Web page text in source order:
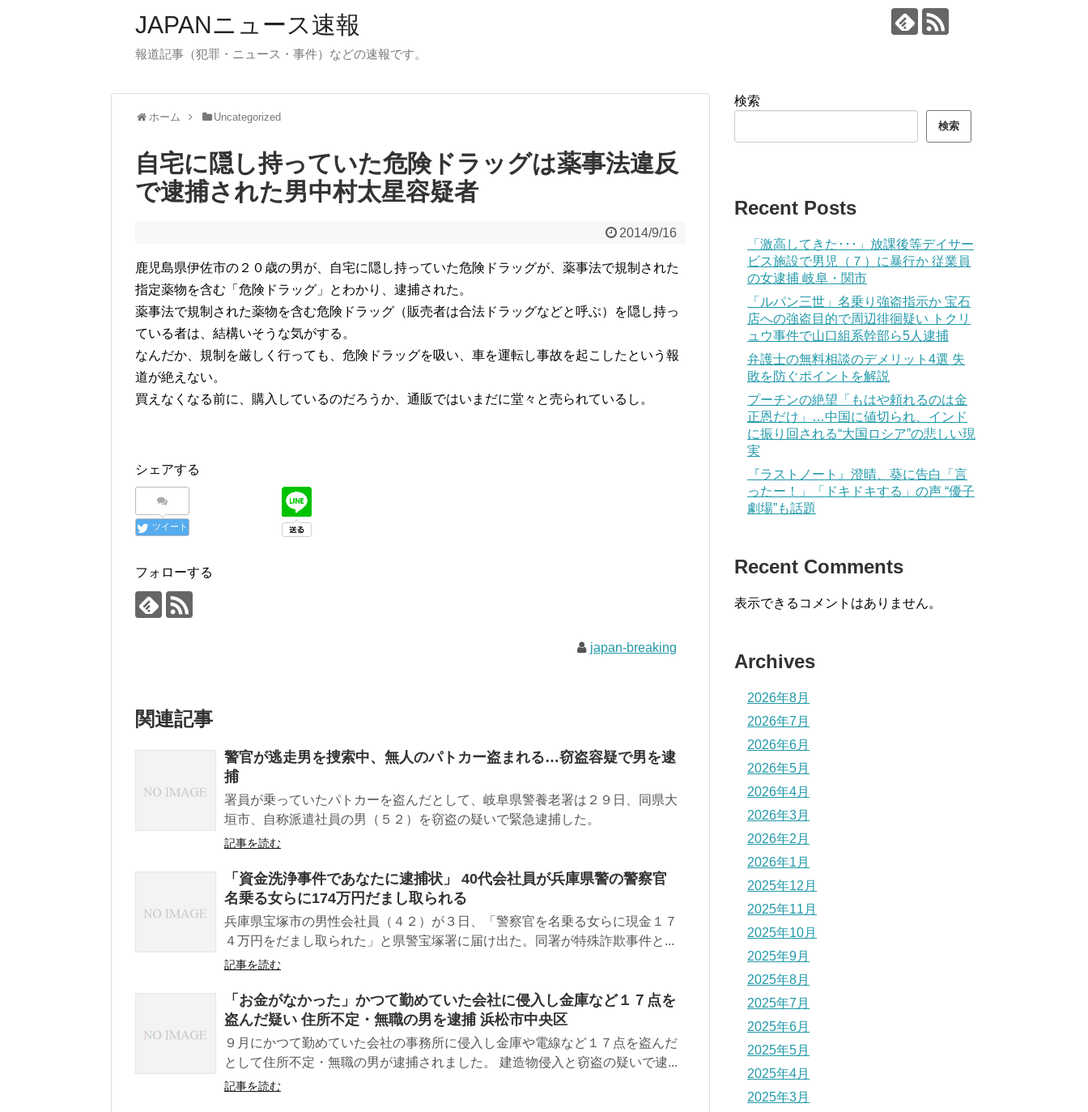
JAPANニュース速報
報道記事（犯罪・ニュース・事件）などの速報です。
ホーム Uncategorized
自宅に隠し持っていた危険ドラッグは薬事法違反
で逮捕された男中村太星容疑者
2014/9/16
鹿児島県伊佐市の２０歳の男が、自宅に隠し持っていた危険ドラッグが、薬事法で規制された
指定薬物を含む「危険ドラッグ」とわかり、逮捕された。
薬事法で規制された薬物を含む危険ドラッグ（販売者は合法ドラッグなどと呼ぶ）を隠し持っ
ている者は、結構いそうな気がする。
なんだか、規制を厳しく行っても、危険ドラッグを吸い、車を運転し事故を起こしたという報
道が絶えない。
買えなくなる前に、購入しているのだろうか、通販ではいまだに堂々と売られているし。
シェアする
ツイート
フォローする
japan-breaking
関連記事
警官が逃走男を捜索中、無人のパトカー盗まれる…窃盗容疑で男を逮
捕
署員が乗っていたパトカーを盗んだとして、岐阜県警養老署は２９日、同県大
垣市、自称派遣社員の男（５２）を窃盗の疑いで緊急逮捕した。
記事を読む
「資金洗浄事件であなたに逮捕状」 40代会社員が兵庫県警の警察官
名乗る女らに174万円だまし取られる
兵庫県宝塚市の男性会社員（４２）が３日、「警察官を名乗る女らに現金１７
４万円をだまし取られた」と県警宝塚署に届け出た。同署が特殊詐欺事件と...
記事を読む
「お金がなかった」かつて勤めていた会社に侵入し金庫など１７点を
盗んだ疑い 住所不定・無職の男を逮捕 浜松市中央区
９月にかつて勤めていた会社の事務所に侵入し金庫や電線など１７点を盗んだ
として住所不定・無職の男が逮捕されました。 建造物侵入と窃盗の疑いで逮...
記事を読む
検索
検索
Recent Posts
「激高してきた･･･」放課後等デイサー
ビス施設で男児（７）に暴行か 従業員
の女逮捕 岐阜・関市
「ルパン三世」名乗り強盗指示か 宝石
店への強盗目的で周辺徘徊疑い トクリ
ュウ事件で山口組系幹部ら5人逮捕
弁護士の無料相談のデメリット4選 失
敗を防ぐポイントを解説
プーチンの絶望「もはや頼れるのは金
正恩だけ」…中国に値切られ、インド
に振り回される“大国ロシア”の悲しい現
実
『ラストノート』澄晴、葵に告白「言
ったー！」「ドキドキする」の声 “優子
劇場”も話題
Recent Comments
表示できるコメントはありません。
Archives
2026年8月
2026年7月
2026年6月
2026年5月
2026年4月
2026年3月
2026年2月
2026年1月
2025年12月
2025年11月
2025年10月
2025年9月
2025年8月
2025年7月
2025年6月
2025年5月
2025年4月
2025年3月